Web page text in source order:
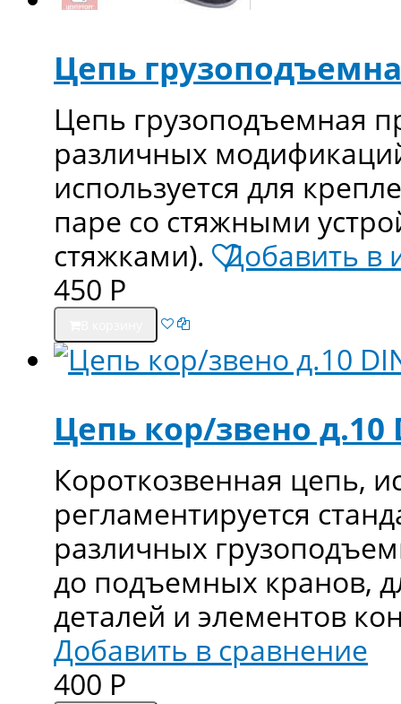
Цепь
Цепь грузоподъемная
различных
используется для
паре со стяжными
стяжками). Добавить в
450 Р
Цепь кор/звено д.10
Короткозвенная цепь,
регламентируется
различных
до подъемных кранов,
деталей и элементов
Добавить в сравнение
400 Р